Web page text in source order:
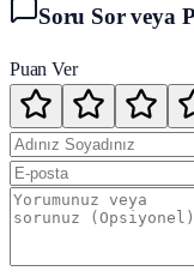
Soru Sor veya
Puan Ver